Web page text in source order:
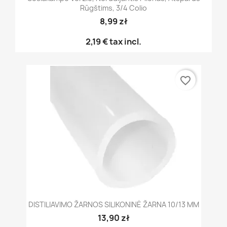
Rūgštims, 3/4 Colio
8,99 zł
2,19 €tax incl.
DISTILIAVIMO ŽARNOS SILIKONINĖ ŽARNA 10/13 MM
13,90 zł
favorite_border